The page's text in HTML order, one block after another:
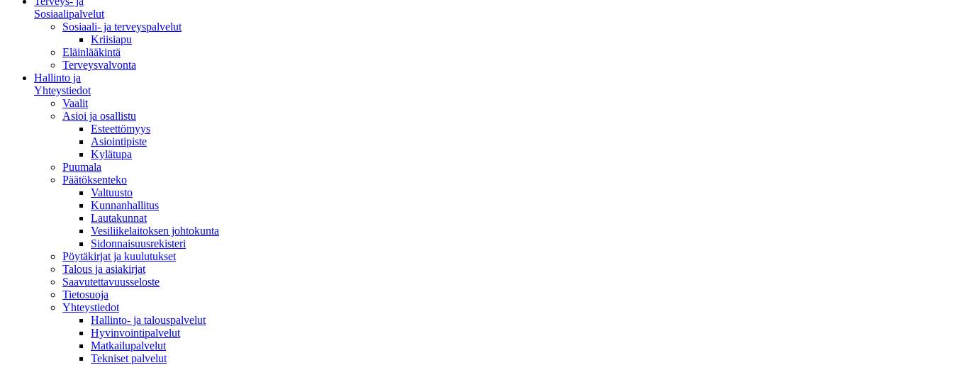
Sosiaalipalvelut
Sosiaali- ja terveyspalvelut
Kriisiapu
Eläinlääkintä
Terveysvalvonta
Hallinto ja
Yhteystiedot
Vaalit
Asioi ja osallistu
Esteettömyys
Asiointipiste
Kylätupa
Puumala
Päätöksenteko
Valtuusto
Kunnanhallitus
Lautakunnat
Vesiliikelaitoksen johtokunta
Sidonnaisuusrekisteri
Pöytäkirjat ja kuulutukset
Talous ja asiakirjat
Saavutettavuusseloste
Tietosuoja
Yhteystiedot
Hallinto- ja talouspalvelut
Hyvinvointipalvelut
Matkailupalvelut
Tekniset palvelut